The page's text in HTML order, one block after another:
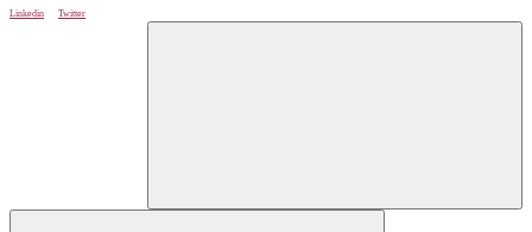
Linkedin
Twitter